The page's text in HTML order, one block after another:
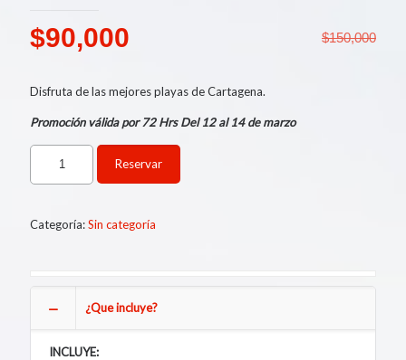
$150,000
El
original
era:
$150,000.
$90,000
actual
es:
$90,000.
Disfruta de las mejores playas de Cartagena.
Promoción válida por 72 Hrs Del 12 al 14 de marzo
Reservar
Categoría:Sin categoría
¿Que incluye?
INCLUYE: